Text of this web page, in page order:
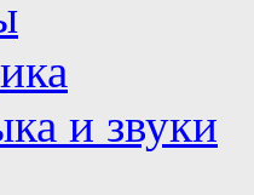
и звуки